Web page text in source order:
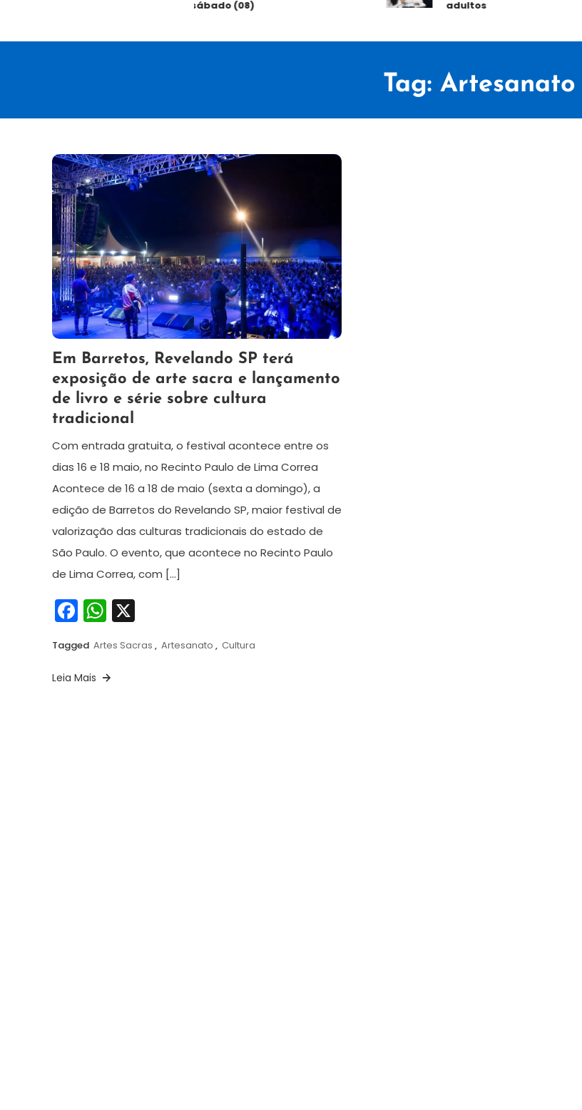
sábado (08)
adultos
Tag: Artesanato
14
de
maio
de
2025
Maurilio
Em Barretos, Revelando SP terá
exposição de arte sacra e lançamento
de livro e série sobre cultura
tradicional
Com entrada gratuita, o festival acontece entre os
dias 16 e 18 maio, no Recinto Paulo de Lima Correa
Acontece de 16 a 18 de maio (sexta a domingo), a
edição de Barretos do Revelando SP, maior festival de
valorização das culturas tradicionais do estado de
São Paulo. O evento, que acontece no Recinto Paulo
de Lima Correa, com […]
Facebook
WhatsApp
X
Tagged Artes Sacras , Artesanato , Cultura
Leia Mais